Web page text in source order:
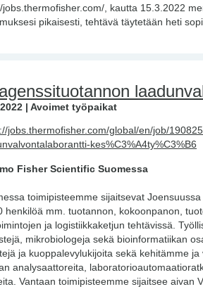
jobs.thermofisher.com/, kautta 15.3.2022
pikaisesti, tehtävä täytetään heti
| Avoimet työpaikat
jobs.thermofisher.com/global/en/job/
kes%C3%A4ty%C3%B6
Fisher Scientific Suomessa
toimipisteemme sijaitsevat
henkilöä mm. tuotannon, kokoonpanon,
ja logistiikkaketjun tehtävissä.
mikrobiologeja sekä bioinformatiikan
ja kuoppalevylukijoita sekä kehitämme
analysaattoreita,
Vantaan toimipisteemme sijaitsee aivan